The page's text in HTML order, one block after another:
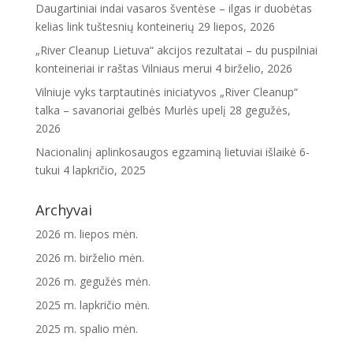
Daugartiniai indai vasaros šventėse – ilgas ir duobėtas
kelias link tuštesnių konteinerių 29 liepos, 2026
„River Cleanup Lietuva“ akcijos rezultatai – du puspilniai
konteineriai ir raštas Vilniaus merui 4 birželio, 2026
Vilniuje vyks tarptautinės iniciatyvos „River Cleanup“
talka – savanoriai gelbės Murlės upelį 28 gegužės,
2026
Nacionalinį aplinkosaugos egzaminą lietuviai išlaikė 6-
tukui 4 lapkričio, 2025
Archyvai
2026 m. liepos mėn.
2026 m. birželio mėn.
2026 m. gegužės mėn.
2025 m. lapkričio mėn.
2025 m. spalio mėn.